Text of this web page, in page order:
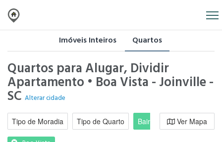
Imóveis Inteiros Quartos
Quartos para Alugar, Dividir
Apartamento • Boa Vista - Joinville -
SC Alterar cidade
Tipo de Moradia Tipo de Quarto Bairro / RegiãoVer Mapa